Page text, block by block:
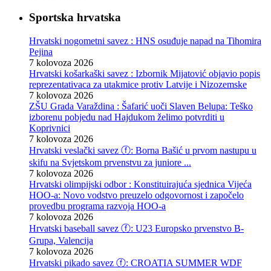
Sportska hrvatska
Hrvatski nogometni savez : HNS osuđuje napad na Tihomira
Pejina
7 kolovoza 2026
Hrvatski košarkaški savez : Izbornik Mijatović objavio popis
reprezentativaca za utakmice protiv Latvije i Nizozemske
7 kolovoza 2026
ZŠU Grada Varaždina : Šafarić uoči Slaven Belupa: Teško
izborenu pobjedu nad Hajdukom želimo potvrditi u
Koprivnici
7 kolovoza 2026
Hrvatski veslački savez ⓕ: Borna Bašić u prvom nastupu u
skifu na Svjetskom prvenstvu za juniore ...
7 kolovoza 2026
Hrvatski olimpijski odbor : Konstituirajuća sjednica Vijeća
HOO-a: Novo vodstvo preuzelo odgovornost i započelo
provedbu programa razvoja HOO-a
7 kolovoza 2026
Hrvatski baseball savez ⓕ: U23 Europsko prvenstvo B-
Grupa, Valencija
7 kolovoza 2026
Hrvatski pikado savez ⓕ: CROATIA SUMMER WDF